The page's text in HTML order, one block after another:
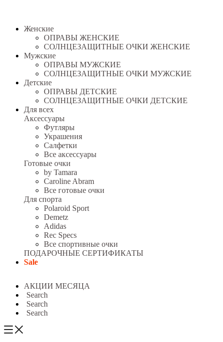
Женские
ОПРАВЫ ЖЕНСКИЕ
СОЛНЦЕЗАЩИТНЫЕ ОЧКИ ЖЕНСКИЕ
Мужские
ОПРАВЫ МУЖСКИЕ
СОЛНЦЕЗАЩИТНЫЕ ОЧКИ МУЖСКИЕ
Детские
ОПРАВЫ ДЕТСКИЕ
СОЛНЦЕЗАЩИТНЫЕ ОЧКИ ДЕТСКИЕ
Для всех
Аксессуары
Футляры
Украшения
Салфетки
Все аксессуары
Готовые очки
by Tamara
Caroline Abram
Все готовые очки
Для спорта
Polaroid Sport
Demetz
Adidas
Rec Specs
Все спортивные очки
ПОДАРОЧНЫЕ СЕРТИФИКАТЫ
Sale
АКЦИИ МЕСЯЦА
Search
Search
Search